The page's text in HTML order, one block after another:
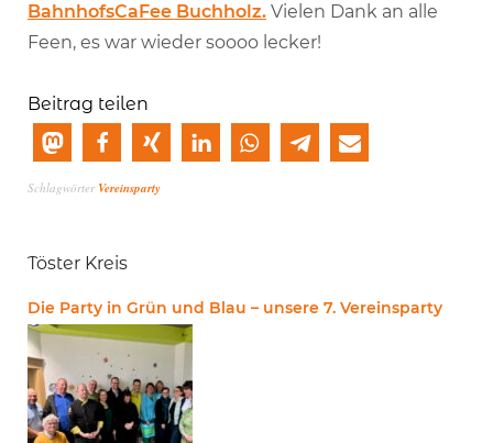
BahnhofsCaFee Buchholz. Vielen Dank an alle
Feen, es war wieder soooo lecker!
Beitrag teilen
Schlagwörter Vereinsparty
Töster Kreis
Die Party in Grün und Blau – unsere 7. Vereinsparty